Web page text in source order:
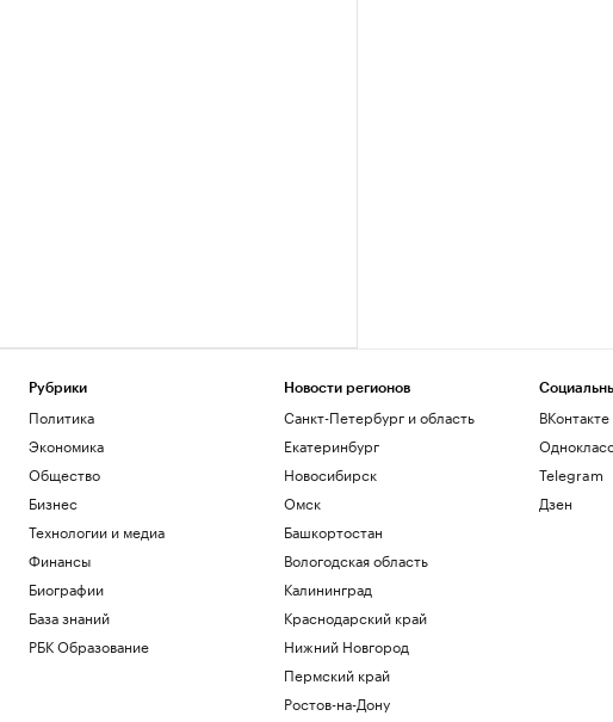
Рубрики
Политика
Экономика
Общество
Бизнес
Технологии и медиа
Финансы
Биографии
База знаний
РБК Образование
Новости регионов
Санкт-Петербург и область
Екатеринбург
Новосибирск
Омск
Башкортостан
Вологодская область
Калининград
Краснодарский край
Нижний Новгород
Пермский край
Ростов-на-Дону
ВКонтакте
Telegram
Дзен